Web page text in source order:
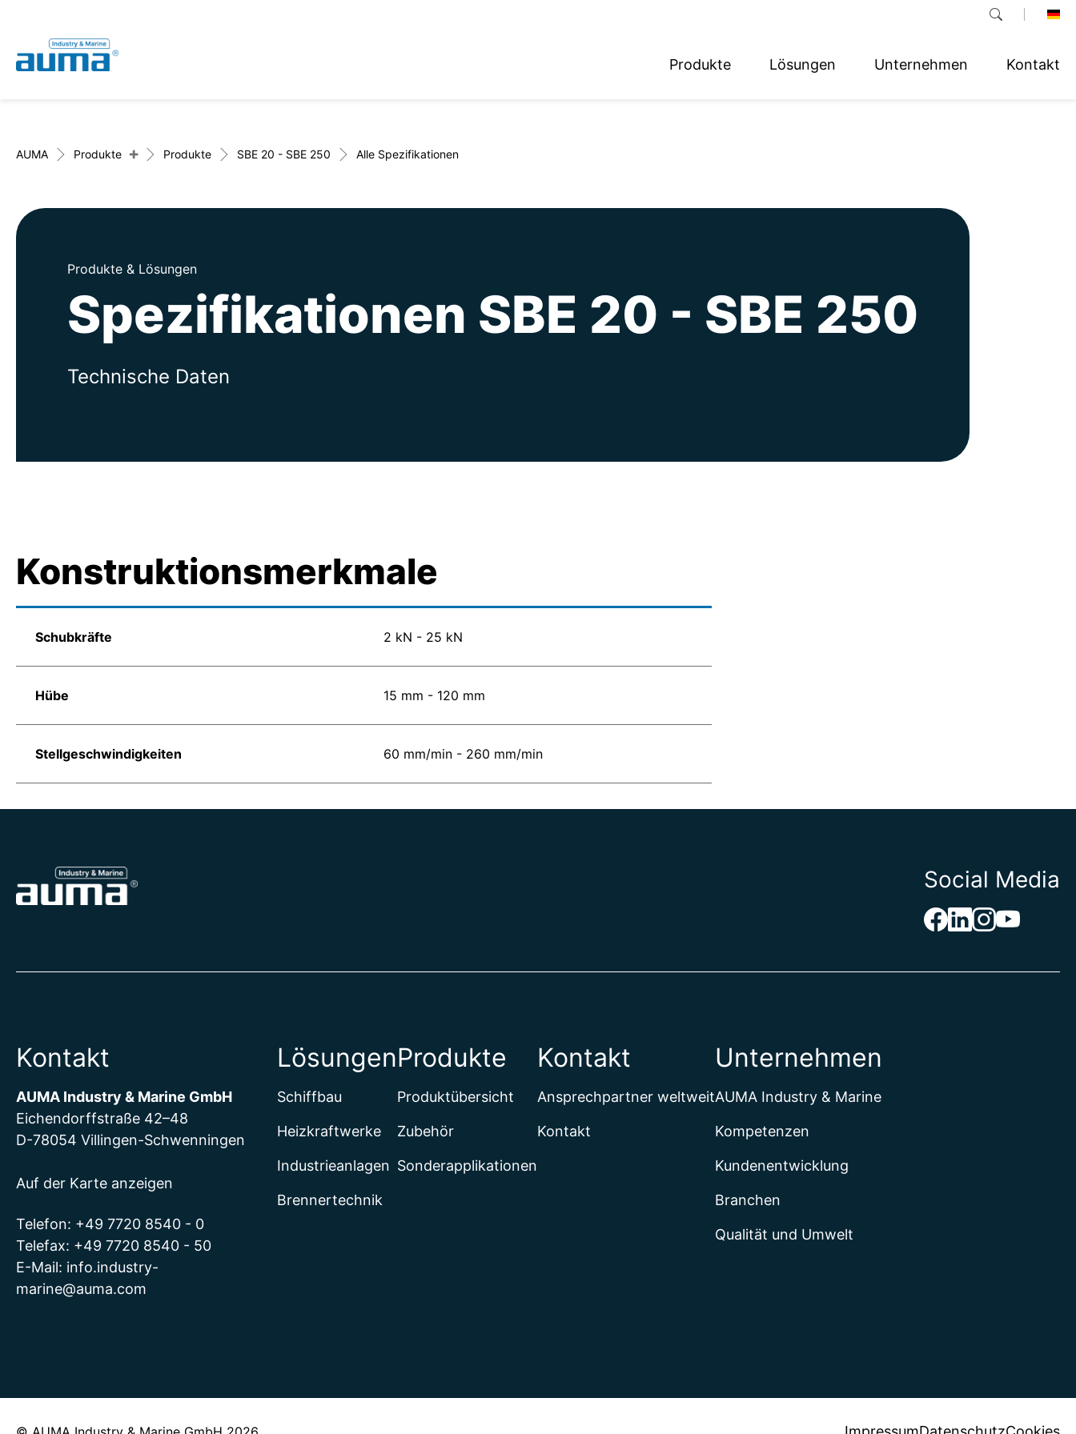
Produkte Lösungen Unternehmen Kontakt
AUMA Produkte + Produkte SBE 20 - SBE 250 Alle Spezifikationen
Produkte & Lösungen
Spezifikationen SBE 20 - SBE 250
Technische Daten
Konstruktionsmerkmale
Schubkräfte 2 kN - 25 kN
Hübe 15 mm - 120 mm
Stellgeschwindigkeiten 60 mm/min - 260 mm/min
Social Media
Kontakt
AUMA Industry & Marine GmbH
Eichendorffstraße 42–48
D-78054 Villingen-Schwenningen
Auf der Karte anzeigen
Telefon: +49 7720 8540 - 0
Telefax: +49 7720 8540 - 50
E-Mail: info.industry-
marine@auma.com
Lösungen
Schiffbau
Heizkraftwerke
Industrieanlagen
Brennertechnik
Produkte
Produktübersicht
Zubehör
Sonderapplikationen
Kontakt
Ansprechpartner weltweit
Kontakt
Unternehmen
AUMA Industry & Marine
Kompetenzen
Kundenentwicklung
Branchen
Qualität und Umwelt